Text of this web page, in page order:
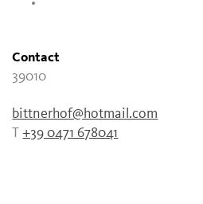
Contact
39010
bittnerhof@hotmail.com
T+39 0471 678041